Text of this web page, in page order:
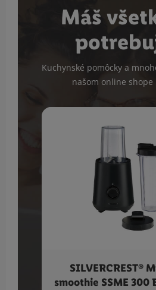
Máš
Kuchynské pomôcky a
našom online shope
SILVERCREST®
smoothie SSME 300